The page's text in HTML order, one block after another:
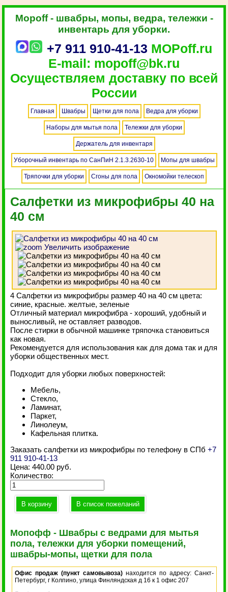
Mopoff - швабры, мопы, ведра, тележки -
инвентарь для уборки.
+7 911 910-41-13 MOPoff.ru
E-mail: mopoff@bk.ru
Осуществляем доставку по всей
России
Главная Швабры Щетки для пола Ведра для уборки
Наборы для мытья пола Тележки для уборки
Держатель для инвентаря
Уборочный инвентарь по СанПиН 2.1.3.2630-10 Мопы для швабры
Тряпочки для уборки Сгоны для пола Окномойки телескоп
Салфетки из микрофибры 40 на
40 см
Увеличить изображение
4 Салфетки из микрофибры размер 40 на 40 см цвета:
синие, красные. желтые, зеленые
Отличный материал микрофибра - хороший, удобный и
выносливый, не оставляет разводов.
После стирки в обычной машинке тряпочка становиться
как новая.
Рекомендуется для использования как для дома так и для
уборки общественных мест.
Подходит для уборки любых поверхностей:
Мебель,
Стекло,
Ламинат,
Паркет,
Линолеум,
Кафельная плитка.
Заказать салфетки из микрофибры по телефону в СПб+7
911 910-41-13
Цена:440.00 руб.
Количество:
Мопофф - Швабры с ведрами для мытья
пола, тележки для уборки помещений,
швабры-мопы, щетки для пола
Офис продаж (пункт самовывоза) находится по адресу: Санкт-
Петербург, г Колпино, улица Финляндская д 16 к 1 офис 207